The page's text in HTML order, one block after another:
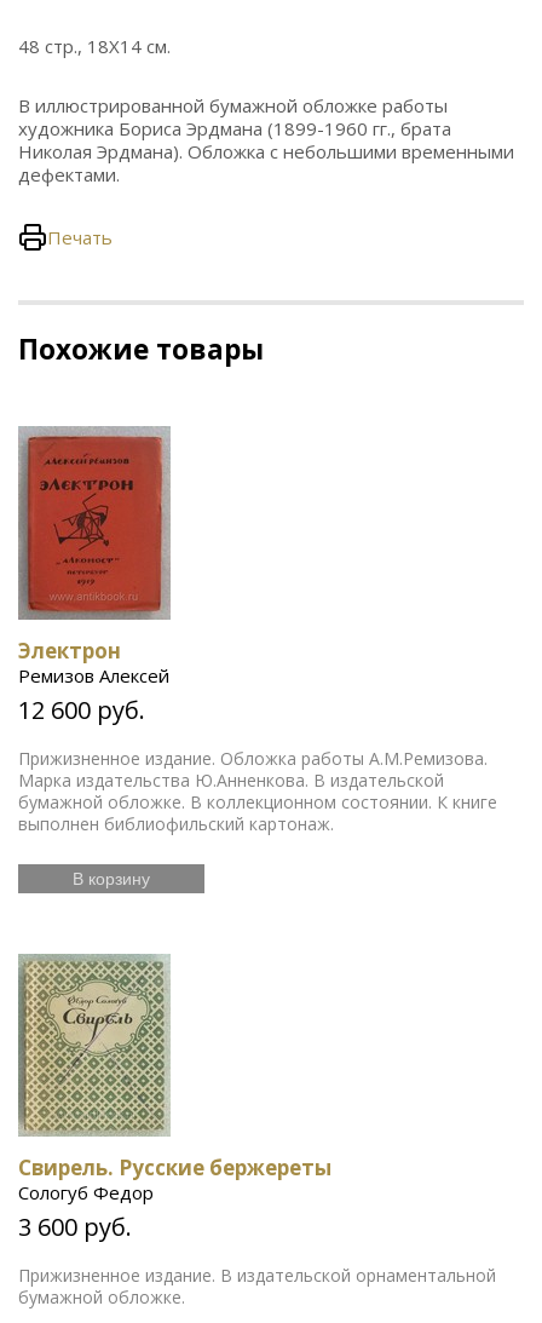
48 стр., 18Х14 см.
В иллюстрированной бумажной обложке работы
художника Бориса Эрдмана (1899-1960 гг., брата
Николая Эрдмана). Обложка с небольшими временными
дефектами.
Печать
Похожие товары
Электрон
Ремизов Алексей
12 600 руб.
Прижизненное издание. Обложка работы А.М.Ремизова.
Марка издательства Ю.Анненкова. В издательской
бумажной обложке. В коллекционном состоянии. К книге
выполнен библиофильский картонаж.
В корзину
Свирель. Русские бержереты
Сологуб Федор
3 600 руб.
Прижизненное издание. В издательской орнаментальной
бумажной обложке.